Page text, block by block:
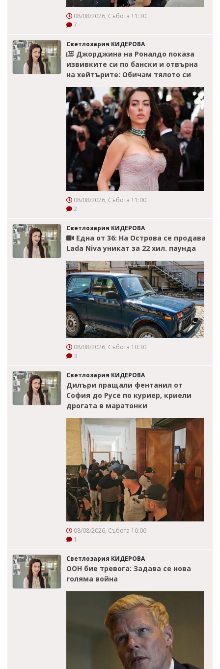
08/08/2026, Събота 11:30
7
Светлозария КИДЕРОВА
Джорджина на Роналдо показа
извивките си по бански и отвърна
на хейтърите: Обичам тялото си
08/08/2026, Събота 11:00
2
Светлозария КИДЕРОВА
Една от 36: На Острова се продава
Lada Niva уникат за 22 хил. паунда
08/08/2026, Събота 10:30
3
Светлозария КИДЕРОВА
Дилъри пращали фентанил от
София до Русе по куриер, криели
дрогата в маратонки
08/08/2026, Събота 10:00
1
Светлозария КИДЕРОВА
ООН бие тревога: Задава се нова
голяма война